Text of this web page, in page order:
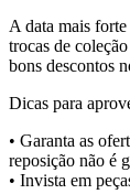
A data mais
trocas de
bons descontos
Dicas para
• Garanta as
reposição não é
• Invista em